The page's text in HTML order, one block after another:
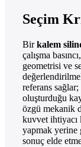
Seçim
Birkalem
çalışma
geometrisi ve
referans sağlar;
oluşturduğu
özgü mekanik
kuvvet ihtiyacı
yapmak yerine
sonuç elde etme